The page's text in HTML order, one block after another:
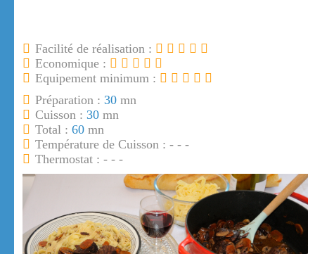
Facilité de réalisation :
Economique :
Equipement minimum :
Préparation : 30 mn
Cuisson : 30 mn
Total : 60 mn
Température de Cuisson : - - -
Thermostat : - - -